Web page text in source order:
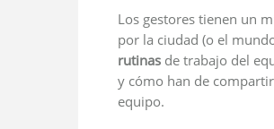
Los gestores tienen un
por la ciudad (o el
rutinas de trabajo del
y cómo han de
equipo.